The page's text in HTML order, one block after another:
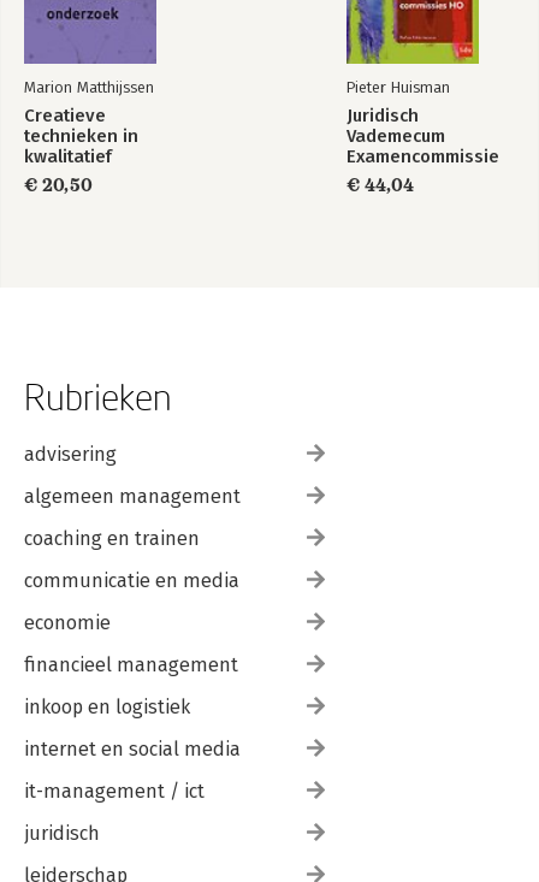
Marion Matthijssen
Creatieve
technieken in
kwalitatief
onderzoek
€ 20,50
Pieter Huisman
Juridisch
Vademecum
Examencommissie
HO Editie
2024/2025
€ 44,04
Rubrieken
advisering
algemeen management
coaching en trainen
communicatie en media
economie
financieel management
inkoop en logistiek
internet en social media
it-management / ict
juridisch
leiderschap